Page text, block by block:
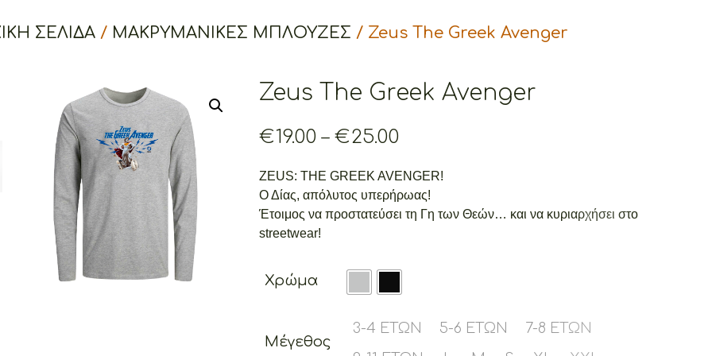
ΣΕΛΊΔΑ / ΜΑΚΡΥΜΑΝΙΚΕΣ ΜΠΛΟΥΖΕΣ / Zeus The Greek Avenger
Zeus The Greek Avenger
€19.00 – €25.00
€19.00
through
€25.00
ZEUS: THE GREEK AVENGER!
Ο Δίας, απόλυτος υπερήρωας!
Έτοιμος να προστατεύσει τη Γη των Θεών… και να κυριαρχήσει στο
streetwear!
Χρώμα
Μέγεθος
3-4 ΕΤΏΝ 5-6 ΕΤΏΝ
7-8 ΕΤΏΝ